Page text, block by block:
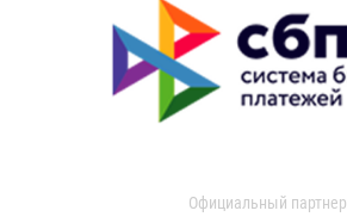
Официальный партнер